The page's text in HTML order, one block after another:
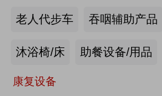
老人代步车 吞咽辅助产品
沐浴椅/床 助餐设备/用品
康复设备
未来医养 · 智